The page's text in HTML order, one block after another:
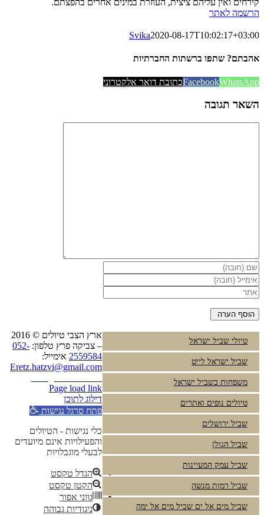
קירחים ואין עליהם ציצית, העוזרת במינים אחרים בהפצתם.
הרשמה לאתר
Svika2020-08-17T10:02:17+03:00
אהבתם? שתפו ברשתות החברתיות
FacebookWhatsApp כתובת דואר אלקטרוני
השאר תגובה
טיולי שביל ישראל
שביל ישראל לייט
משפחות בשביל ישראל
טיולים נופים ואתרים
שביל ירושלים
שביל הגולן
שביל עמק המעיינות
שביל רמות מנשה
שביל מים אל ים שביל מים אל ימה
ארץ הצבי טיולים © 2016
– צביקה פרץ טלפון: 052-
2559584 אימייל:
Eretz.hatzvi@gmail.com
Page load link
דילוג לתוכן
פתח סרגל נגישות
כלי נגישות - הטיולים
והפעילויות אינם מיועדים
לבעלי מוגבלויות
הגדל טקסט
הקטן טקסט
גווני אפור
ניגודיות גבוהה